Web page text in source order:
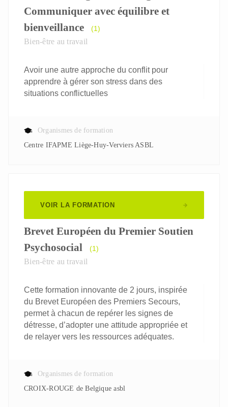
Communiquer avec équilibre et
bienveillance
(1)
Bien-être au travail
Avoir une autre approche du conflit pour
apprendre à gérer son stress dans des
situations conflictuelles
Organismes de formation
Centre IFAPME Liège-Huy-Verviers ASBL
VOIR LA FORMATION
Brevet Européen du Premier Soutien
Psychosocial
(1)
Bien-être au travail
Cette formation innovante de 2 jours, inspirée
du Brevet Européen des Premiers Secours,
permet à chacun de repérer les signes de
détresse, d’adopter une attitude appropriée et
de relayer vers les ressources adéquates.
Organismes de formation
CROIX-ROUGE de Belgique asbl